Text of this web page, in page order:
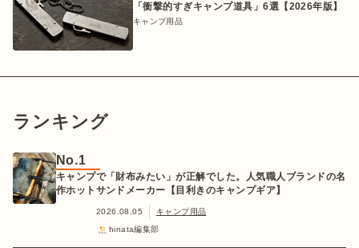
「衝撃的すぎキャンプ道具」6選【2026年版】
キャンプ用品
ランキング
No.1
キャンプで「財布みたい」が正解でした。人気職人ブランドの名
作ホットサンドメーカー【目利きのキャンプギア】
2026.08.05
キャンプ用品
hinata編集部